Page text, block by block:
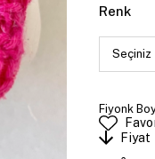
Renk
Fiyonk
Fiyat